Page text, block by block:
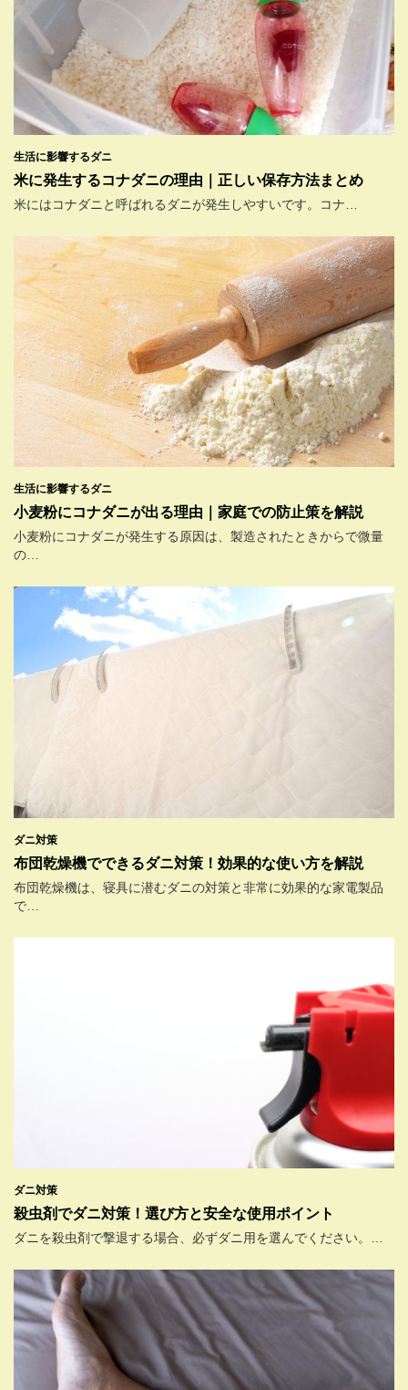
生活に影響するダニ
米に発生するコナダニの理由｜正しい保存方法まとめ
米にはコナダニと呼ばれるダニが発生しやすいです。コナ…
生活に影響するダニ
小麦粉にコナダニが出る理由｜家庭での防止策を解説
小麦粉にコナダニが発生する原因は、製造されたときからで微量
の…
ダニ対策
布団乾燥機でできるダニ対策！効果的な使い方を解説
布団乾燥機は、寝具に潜むダニの対策と非常に効果的な家電製品
で…
ダニ対策
殺虫剤でダニ対策！選び方と安全な使用ポイント
ダニを殺虫剤で撃退する場合、必ずダニ用を選んでください。…